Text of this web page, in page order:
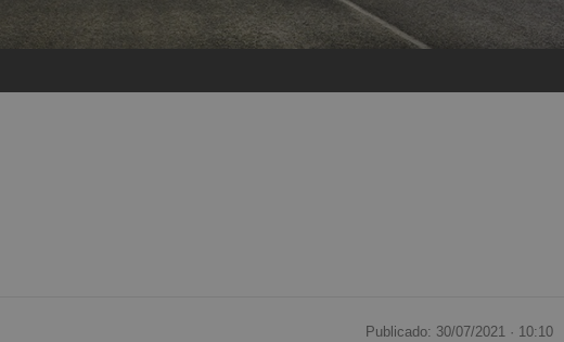
Publicado: 30/07/2021 · 10:10